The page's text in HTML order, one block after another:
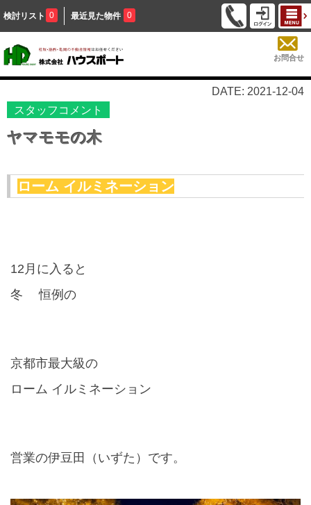
検討リスト 0 最近見た物件 0
お問合せ
DATE: 2021-12-04
スタッフコメント
ヤマモモの木
ローム イルミネーション
12 月に入ると
冬 恒例の
京都市最大級の
ローム イルミネーション
営業の伊豆田（いずた）です。